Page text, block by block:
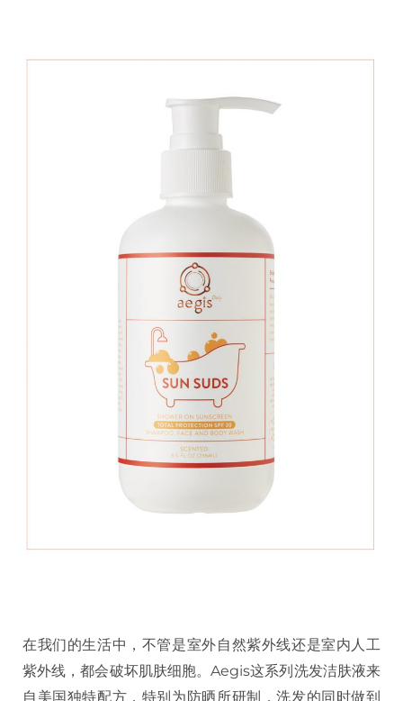
在我们的生活中，不管是室外自然紫外线还是室内人工
紫外线，都会破坏肌肤细胞。Aegis这系列洗发洁肤液来
自美国独特配方，特别为防晒所研制，洗发的同时做到